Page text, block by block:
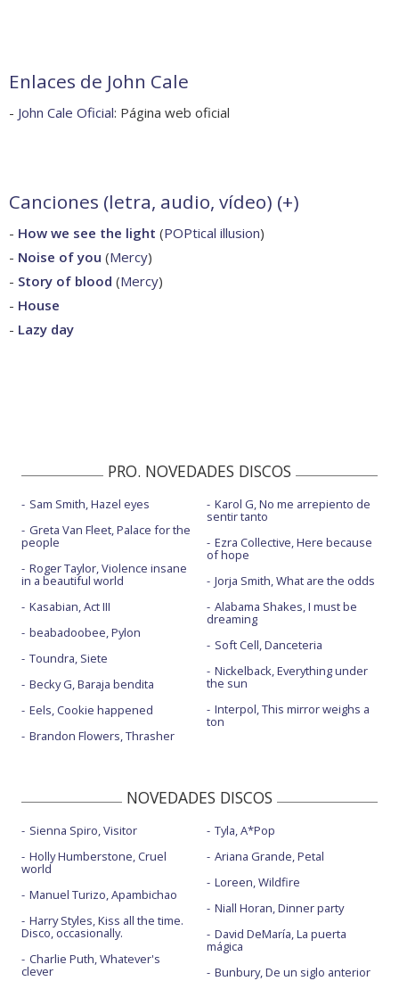
Enlaces de John Cale
- John Cale Oficial: Página web oficial
Canciones (letra, audio, vídeo) (+)
- How we see the light (POPtical illusion)
- Noise of you (Mercy)
- Story of blood (Mercy)
- House
- Lazy day
PRO. NOVEDADES DISCOS
Sam Smith, Hazel eyes
Greta Van Fleet, Palace for the
people
Roger Taylor, Violence insane
in a beautiful world
Kasabian, Act III
beabadoobee, Pylon
Toundra, Siete
Becky G, Baraja bendita
Eels, Cookie happened
Brandon Flowers, Thrasher
Karol G, No me arrepiento de
sentir tanto
Ezra Collective, Here because
of hope
Jorja Smith, What are the odds
Alabama Shakes, I must be
dreaming
Soft Cell, Danceteria
Nickelback, Everything under
the sun
Interpol, This mirror weighs a
ton
NOVEDADES DISCOS
Sienna Spiro, Visitor
Holly Humberstone, Cruel
world
Manuel Turizo, Apambichao
Harry Styles, Kiss all the time.
Disco, occasionally.
Charlie Puth, Whatever's
clever
Tyla, A*Pop
Ariana Grande, Petal
Loreen, Wildfire
Niall Horan, Dinner party
David DeMaría, La puerta
mágica
Bunbury, De un siglo anterior